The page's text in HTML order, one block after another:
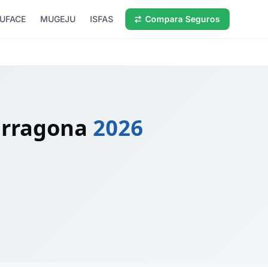
MUGEJU ISFAS Compara Seguros
2026